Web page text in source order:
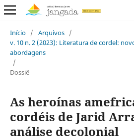
Início / Arquivos /
v. 10 n. 2 (2023): Literatura de cordel:
abordagens
/
Dossiê
As heroínas
cordéis de Jarid
análise decolonial